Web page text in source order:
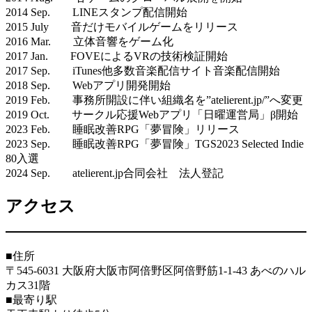
2014 Sep. LINEスタンプ配信開始
2015 July 音だけモバイルゲームをリリース
2016 Mar. 立体音響をゲーム化
2017 Jan. FOVEによるVRの技術検証開始
2017 Sep. iTunes他多数音楽配信サイト音楽配信開始
2018 Sep. Webアプリ開発開始
2019 Feb. 事務所開設に伴い組織名を”atelierent.jp/”へ変更
2019 Oct. サークル応援Webアプリ「日曜運営局」β開始
2023 Feb. 睡眠改善RPG「夢冒険」リリース
2023 Sep. 睡眠改善RPG「夢冒険」TGS2023 Selected Indie
80入選
2024 Sep. atelierent.jp合同会社 法人登記
アクセス
■住所
〒545-6031 大阪府大阪市阿倍野区阿倍野筋1-1-43 あべのハル
カス31階
■最寄り駅